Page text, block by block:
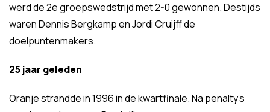
werd de 2e groepswedstrijd met 2-0 gewonnen. Destijds
waren Dennis Bergkamp en Jordi Cruijff de
doelpuntenmakers.
25 jaar geleden
Oranje strandde in 1996 in de kwartfinale. Na penalty's